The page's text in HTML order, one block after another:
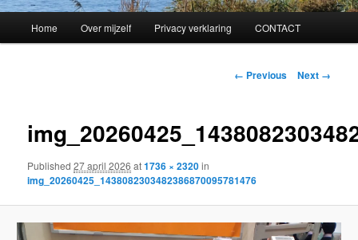
Skip
content
Home Over mijzelf Privacy verklaring CONTACT
Image
← Previous Next →
Published27 april 2026 at1736 × 2320in
img_20260425_1438082303482386870095781476